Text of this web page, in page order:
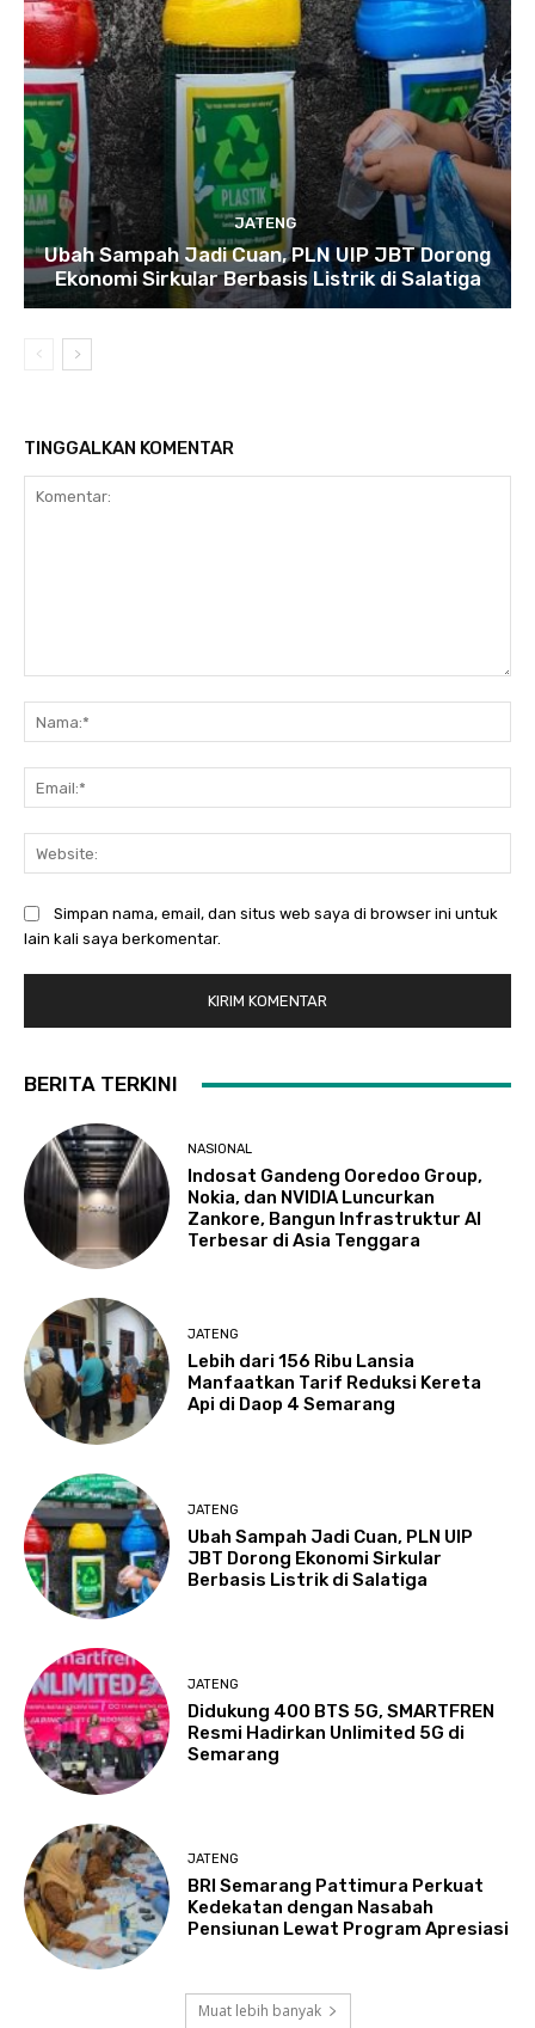
JATENG
Ubah Sampah Jadi Cuan, PLN UIP JBT Dorong
Ekonomi Sirkular Berbasis Listrik di Salatiga
TINGGALKAN KOMENTAR
Simpan nama, email, dan situs web saya di browser ini untuk
lain kali saya berkomentar.
BERITA TERKINI
NASIONAL
Indosat Gandeng Ooredoo Group,
Nokia, dan NVIDIA Luncurkan
Zankore, Bangun Infrastruktur AI
Terbesar di Asia Tenggara
JATENG
Lebih dari 156 Ribu Lansia
Manfaatkan Tarif Reduksi Kereta
Api di Daop 4 Semarang
JATENG
Ubah Sampah Jadi Cuan, PLN UIP
JBT Dorong Ekonomi Sirkular
Berbasis Listrik di Salatiga
JATENG
Didukung 400 BTS 5G, SMARTFREN
Resmi Hadirkan Unlimited 5G di
Semarang
JATENG
BRI Semarang Pattimura Perkuat
Kedekatan dengan Nasabah
Pensiunan Lewat Program Apresiasi
Muat lebih banyak